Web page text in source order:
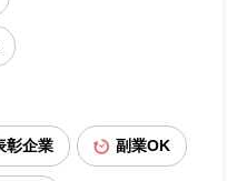
彰企業 副業OK